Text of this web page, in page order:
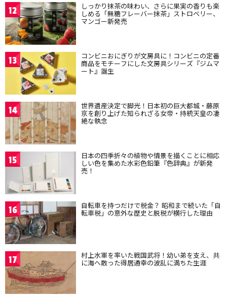
12 しっかり抹茶の味わい、さらに果実の香りも楽
しめる「無糖フレーバー抹茶」ストロベリー、
マンゴー新発売
13 コンビニおにぎりが文房具に！コンビニの定番
商品をモチーフにした文房具シリーズ『ジムマ
ート』誕生
14 世界遺産決定で脚光！日本初の巨大都城・藤原
京を創り上げた知られざる女帝・持統天皇の凄
絶な執念
15 日本の四季折々の植物や情景を描くことに相応
しい色を集めた水彩色鉛筆『色辞典』が新発
売！
16 自転車を持つだけで税金？ 昭和まで続いた「自
転車税」の意外な歴史と脱税が横行した理由
17 村上水軍を率いた戦国武将！幼い弟を支え、共
に海へ散った得居通幸の波乱に満ちた生涯